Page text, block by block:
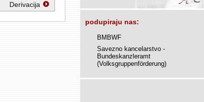
Derivacija
podupiraju nas:
BMBWF
Savezno kancelarstvo -
Bundeskanzleramt
(Volksgruppenförderung)